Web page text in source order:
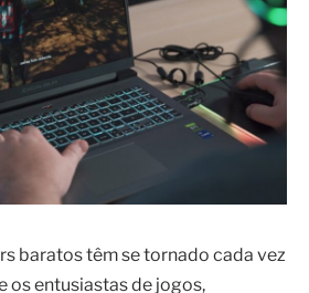
baratos têm se tornado cada vez
os entusiastas de jogos,